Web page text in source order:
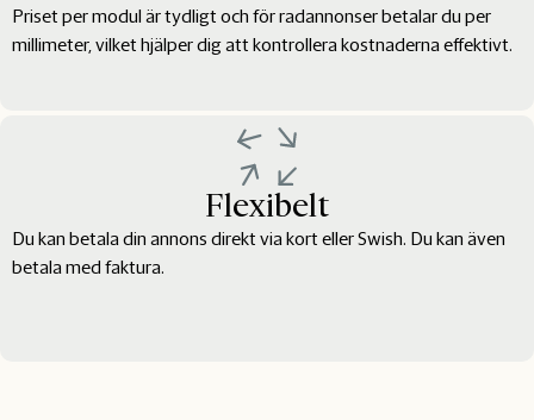
Priset per modul är tydligt och för radannonser betalar du per
millimeter, vilket hjälper dig att kontrollera kostnaderna effektivt.
Flexibelt
Du kan betala din annons direkt via kort eller Swish. Du kan även
betala med faktura.